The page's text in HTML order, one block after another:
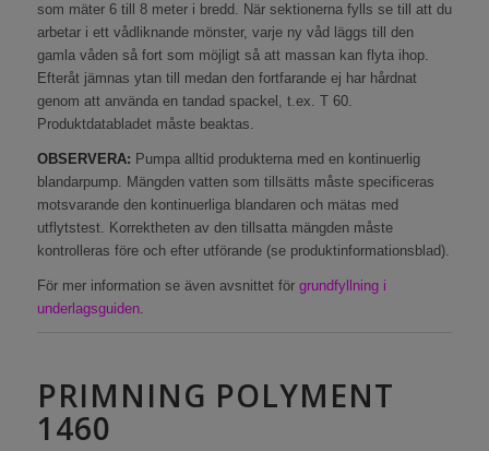
som mäter 6 till 8 meter i bredd. När sektionerna fylls se till att du
arbetar i ett vådliknande mönster, varje ny våd läggs till den
gamla våden så fort som möjligt så att massan kan flyta ihop.
Efteråt jämnas ytan till medan den fortfarande ej har hårdnat
genom att använda en tandad spackel, t.ex. T 60.
Produktdatabladet måste beaktas.
OBSERVERA: Pumpa alltid produkterna med en kontinuerlig
blandarpump. Mängden vatten som tillsätts måste specificeras
motsvarande den kontinuerliga blandaren och mätas med
utflytstest. Korrektheten av den tillsatta mängden måste
kontrolleras före och efter utförande (se produktinformationsblad).
För mer information se även avsnittet för grundfyllning i
underlagsguiden.
PRIMNING POLYMENT
1460